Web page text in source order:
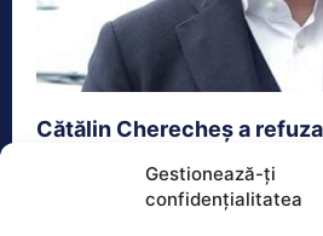
Gestionează-ți
confidențialitatea
Cătălin Cherecheș a
din Baia Mare